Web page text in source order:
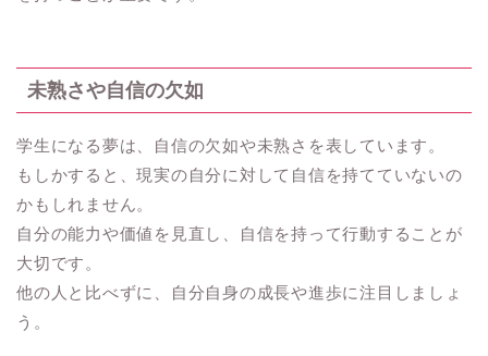
未熟さや自信の欠如
学生になる夢は、自信の欠如や未熟さを表しています。
もしかすると、現実の自分に対して自信を持てていないの
かもしれません。
自分の能力や価値を見直し、自信を持って行動することが
大切です。
他の人と比べずに、自分自身の成長や進歩に注目しましょ
う。